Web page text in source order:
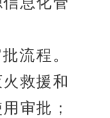
流程。
救援和
审批；